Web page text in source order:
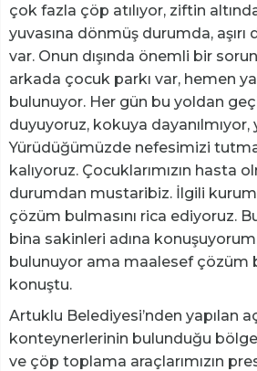
çok fazla çöp atılıyor, ziftin
yuvasına dönmüş durumda,
var. Onun dışında önemli bir
arkada çocuk parkı var, hemen
bulunuyor. Her gün bu yoldan
duyuyoruz, kokuya
Yürüdüğümüzde nefesimizi
kalıyoruz. Çocuklarımızın hasta
durumdan mustaribiz. İlgili
çözüm bulmasını rica ediyoruz.
bina sakinleri adına
bulunuyor ama maalesef çözüm
konuştu.
Artuklu Belediyesi’nden yapılan
konteynerlerinin bulunduğu
ve çöp toplama araçlarımızın